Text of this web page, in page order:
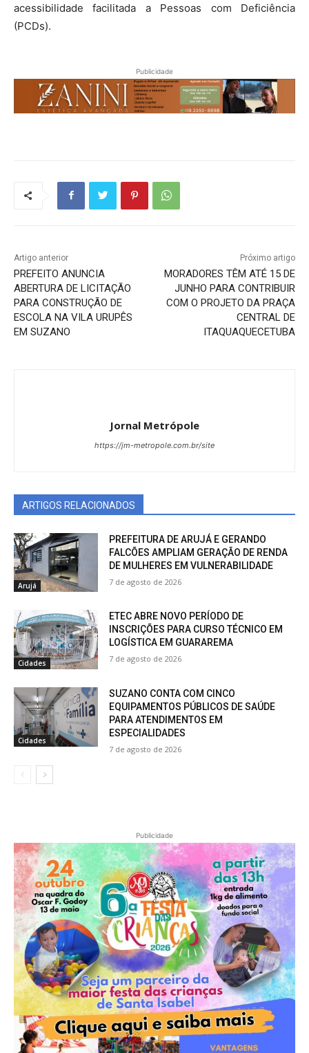
acessibilidade facilitada a Pessoas com Deficiência
(PCDs).
Publicidade
Artigo anterior
PREFEITO ANUNCIA
ABERTURA DE LICITAÇÃO
PARA CONSTRUÇÃO DE
ESCOLA NA VILA URUPÊS
EM SUZANO
Próximo artigo
MORADORES TÊM ATÉ 15 DE
JUNHO PARA CONTRIBUIR
COM O PROJETO DA PRAÇA
CENTRAL DE
ITAQUAQUECETUBA
Jornal Metrópole
https://jm-metropole.com.br/site
ARTIGOS RELACIONADOS
Arujá
PREFEITURA DE ARUJÁ E GERANDO
FALCÕES AMPLIAM GERAÇÃO DE RENDA
DE MULHERES EM VULNERABILIDADE
7 de agosto de 2026
Cidades
ETEC ABRE NOVO PERÍODO DE
INSCRIÇÕES PARA CURSO TÉCNICO EM
LOGÍSTICA EM GUARAREMA
7 de agosto de 2026
Cidades
SUZANO CONTA COM CINCO
EQUIPAMENTOS PÚBLICOS DE SAÚDE
PARA ATENDIMENTOS EM
ESPECIALIDADES
7 de agosto de 2026
Publicidade